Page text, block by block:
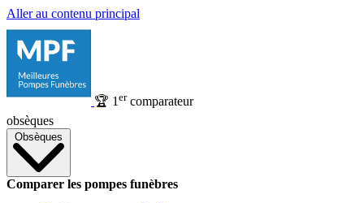
Aller au contenu principal
🏆 1 ercomparateur
obsèques
Obsèques
Comparer les pompes funèbres